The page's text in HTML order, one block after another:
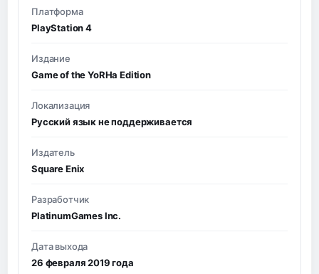
Платформа
PlayStation 4
Издание
Game of the YoRHa Edition
Локализация
Русский язык не поддерживается
Издатель
Square Enix
Разработчик
PlatinumGames Inc.
Дата выхода
26 февраля 2019 года